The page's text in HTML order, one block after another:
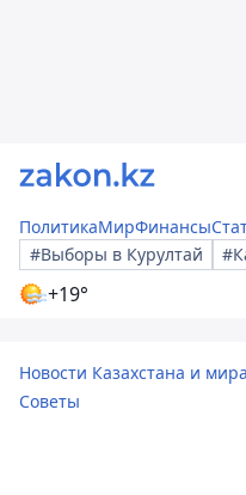
ПолитикаМирФинансы
#Выборы в Курултай
+19°
Новости Казахстана и
Советы